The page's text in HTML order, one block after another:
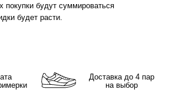
будут суммироваться
будет расти.
Доставка до 4 пар
на выбор